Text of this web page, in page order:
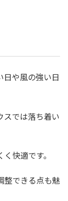
日や風の強い日
スでは落ち着い
快適です。
整できる点も魅